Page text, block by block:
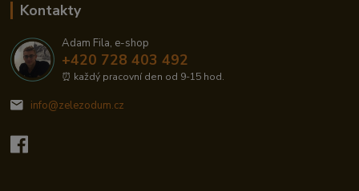
Kontakty
Adam Fila, e-shop
+420 728 403 492
⏰ každý pracovní den od 9-15 hod.
info@zelezodum.cz